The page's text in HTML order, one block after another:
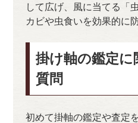
して広げ、風に当てる「
カビや虫食いを効果的に
掛け軸の鑑定
質問
初めて掛軸の鑑定や査定